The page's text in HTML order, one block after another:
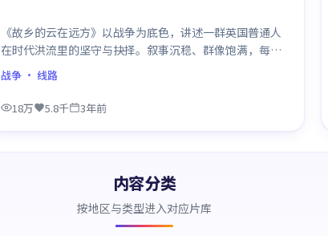
《故乡的云在远方》以战争为底色，讲述一群英国普通人
在时代洪流里的坚守与抉择。叙事沉稳、群像饱满，每一
场对手戏都打磨得克制而精确，回味悠长。
战争 · 线路
18万 5.8千 3年前
内容分类
按地区与类型进入对应片库